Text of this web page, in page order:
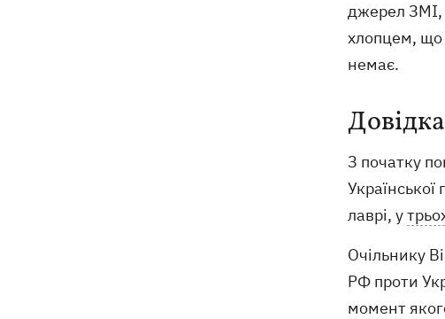
джерел ЗМІ,
хлопцем, що
немає.
Довідка
З початку
лаврі, у
Очільнику
РФ проти
момент